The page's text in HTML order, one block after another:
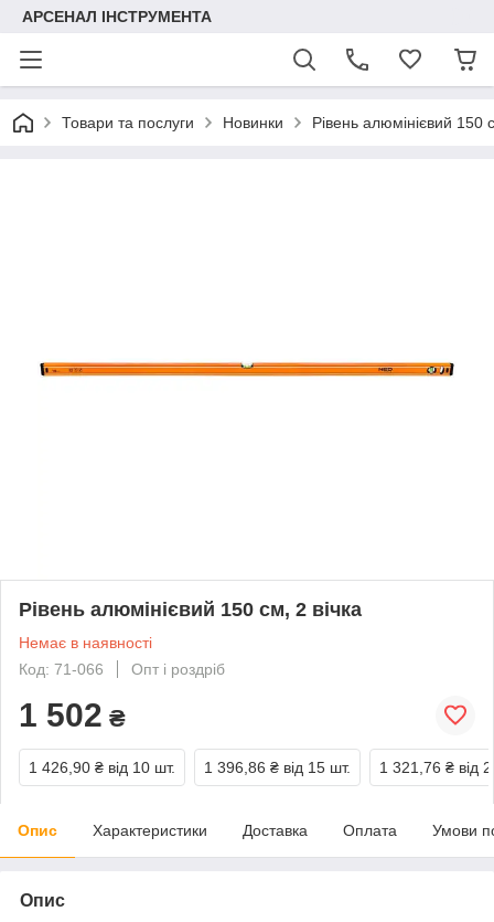
АРСЕНАЛ ІНСТРУМЕНТА
Товари та послуги Новинки Рівень алюмінієвий 150
Рівень алюмінієвий 150 см, 2 вічка
Немає в наявності
Код: 71-066
Опт і роздріб
1 502 ₴
1 426,90 ₴ від 10 шт. 1 396,86 ₴ від 15 шт. 1 321,76 ₴ від
Опис Характеристики Доставка Оплата Умови
Опис